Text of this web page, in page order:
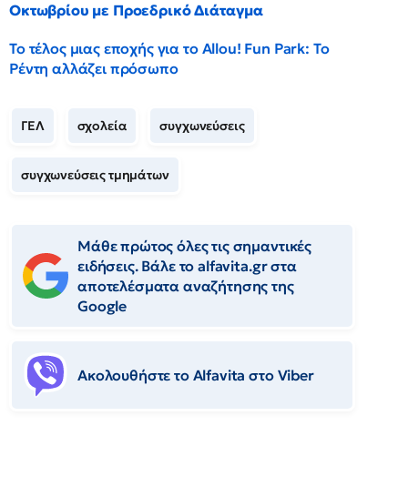
Οκτωβρίου με Προεδρικό Διάταγμα
Το τέλος μιας εποχής για το Allou! Fun Park: Το
Ρέντη αλλάζει πρόσωπο
ΓΕΛ σχολεία συγχωνεύσεις
συγχωνεύσεις τμημάτων
Μάθε πρώτος όλες τις σημαντικές
ειδήσεις. Βάλε το alfavita.gr στα
αποτελέσματα αναζήτησης της
Google
Ακολουθήστε το Αlfavita στο Viber